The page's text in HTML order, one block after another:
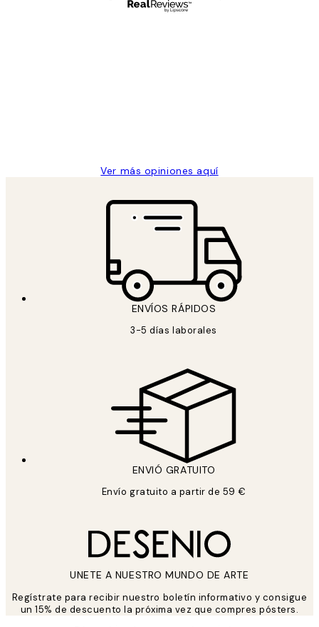
Ver más opiniones aquí
ENVÍOS RÁPIDOS
3-5 días laborales
ENVIÓ GRATUITO
Envío gratuito a partir de 59 €
UNETE A NUESTRO MUNDO DE ARTE
Regístrate para recibir nuestro boletín informativo y consigue
un 15% de descuento la próxima vez que compres pósters.